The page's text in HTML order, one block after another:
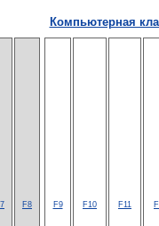
Компьютерная
F8 F9 F10 F11